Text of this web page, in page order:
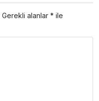
Gerekli alanlar * ile